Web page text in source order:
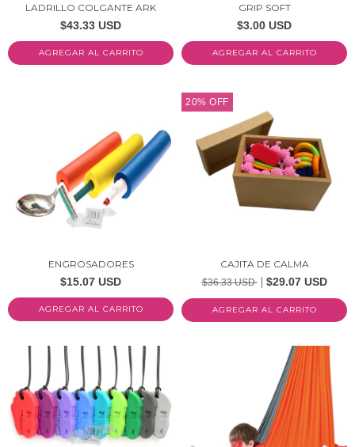
LADRILLO COLGANTE ARK
$43.33 USD
AGREGAR AL CARRITO
GRIP SOFT
$3.00 USD
AGREGAR AL CARRITO
ENGROSADORES
$15.07 USD
20% OFF
CAJITA DE CALMA
$36.33 USD $29.07 USD
AGREGAR AL CARRITO